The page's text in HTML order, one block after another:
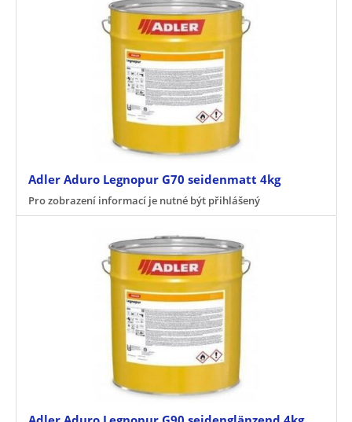
Adler Aduro Legnopur G70 seidenmatt 4kg
Pro zobrazení informací je nutné být přihlášený